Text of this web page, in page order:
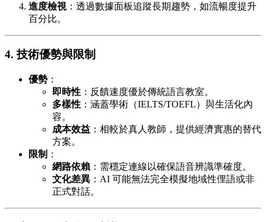
進度檢視：透過數據面板追蹤長期趨勢，如流暢度提升
百分比。
4. 技術優勢與限制
優勢 ：
即時性 ：反饋速度優於傳統語言教室。
多樣性 ：涵蓋學術（IELTS/TOEFL）與生活化內
容。
成本效益 ：相較於真人教師，提供經濟實惠的替代
方案。
限制 ：
網路依賴 ：需穩定連線以確保語音辨識準確度。
文化差異 ：AI 可能無法完全模擬地域性俚語或非
正式對話。